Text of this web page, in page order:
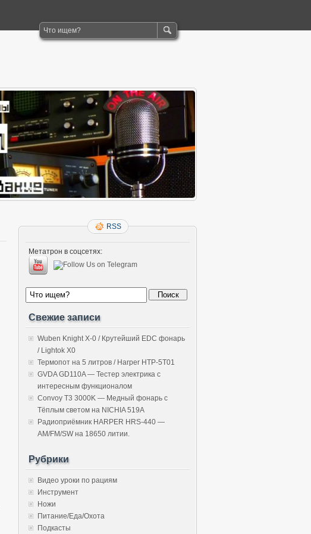
RSS
Метатрон в соцсетях:
Свежие записи
Wuben Knight X-0 / Крутейший EDC фонарь
/ Lightok X0
Термопот на 5 литров / Harper HTP-5T01
GVDA GD110A — Тестер электрика с
интересным функционалом
Convoy T3 3000K — Медный фонарь с
Тёплым светом на NICHIA 519A
Радиоприёмник HARPER HRS-440 —
AM/FM/SW на 18650 литии.
Рубрики
Видео уроки по рациям
Инструмент
Ножи
Питание/Еда/Охота
Подкасты